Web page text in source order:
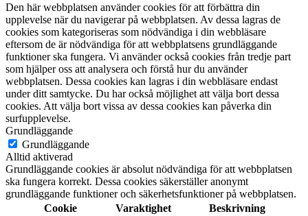
Den här webbplatsen använder cookies för att förbättra din
upplevelse när du navigerar på webbplatsen. Av dessa lagras de
cookies som kategoriseras som nödvändiga i din webbläsare
eftersom de är nödvändiga för att webbplatsens grundläggande
funktioner ska fungera. Vi använder också cookies från tredje part
som hjälper oss att analysera och förstå hur du använder
webbplatsen. Dessa cookies kan lagras i din webbläsare endast
under ditt samtycke. Du har också möjlighet att välja bort dessa
cookies. Att välja bort vissa av dessa cookies kan påverka din
surfupplevelse.
Grundläggande
Grundläggande
Alltid aktiverad
Grundläggande cookies är absolut nödvändiga för att webbplatsen
ska fungera korrekt. Dessa cookies säkerställer anonymt
grundläggande funktioner och säkerhetsfunktioner på webbplatsen.
Cookie
Varaktighet Beskrivning